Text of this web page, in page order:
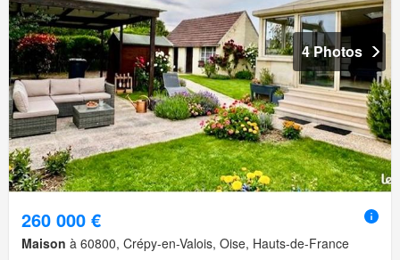
4 Photos
260 000 €
Maison à 60800, Crépy-en-Valois, Oise, Hauts-de-France